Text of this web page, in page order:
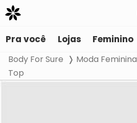
Pra você Lojas Feminino
Body For Sure Moda Feminina
Top